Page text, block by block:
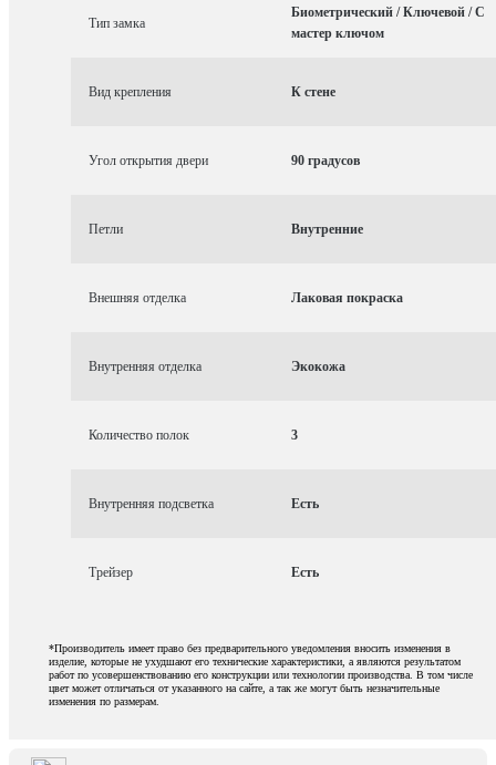
Тип замка
Биометрический / Ключевой / С
мастер ключом
Вид крепления К стене
Угол открытия двери 90 градусов
Петли Внутренние
Внешняя отделка Лаковая покраска
Внутренняя отделка Экокожа
Количество полок 3
Внутренняя подсветка Есть
Трейзер Есть
*Производитель имеет право без предварительного уведомления вносить изменения в
изделие, которые не ухудшают его технические характеристики, а являются результатом
работ по усовершенствованию его конструкции или технологии производства. В том числе
цвет может отличаться от указанного на сайте, а так же могут быть незначительные
изменения по размерам.